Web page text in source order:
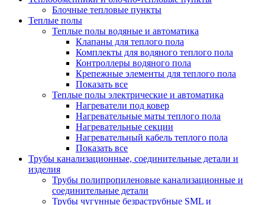
Блочные тепловые пункты
Теплые полы
Теплые полы водяные и автоматика
Клапаны для теплого пола
Комплекты для водяного теплого пола
Контроллеры водяного пола
Крепежные элементы для теплого пола
Показать все
Теплые полы электрические и автоматика
Нагреватели под ковер
Нагревательные маты теплого пола
Нагревательные секции
Нагревательный кабель теплого пола
Показать все
Трубы канализационные, соединительные детали и
изделия
Трубы полипропиленовые канализационные и
соединительные детали
Трубы чугунные безраструбные SML и